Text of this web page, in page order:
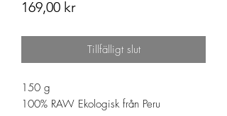
169,00 krPris
Tillfälligt slut
150 g
100% RAW Ekologisk från Peru